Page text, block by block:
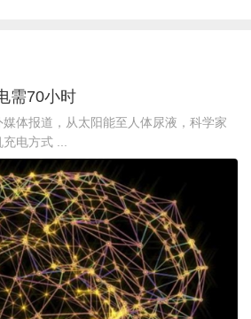
需70小时
报道，从太阳能至人体尿液，科学家
电方式 ...